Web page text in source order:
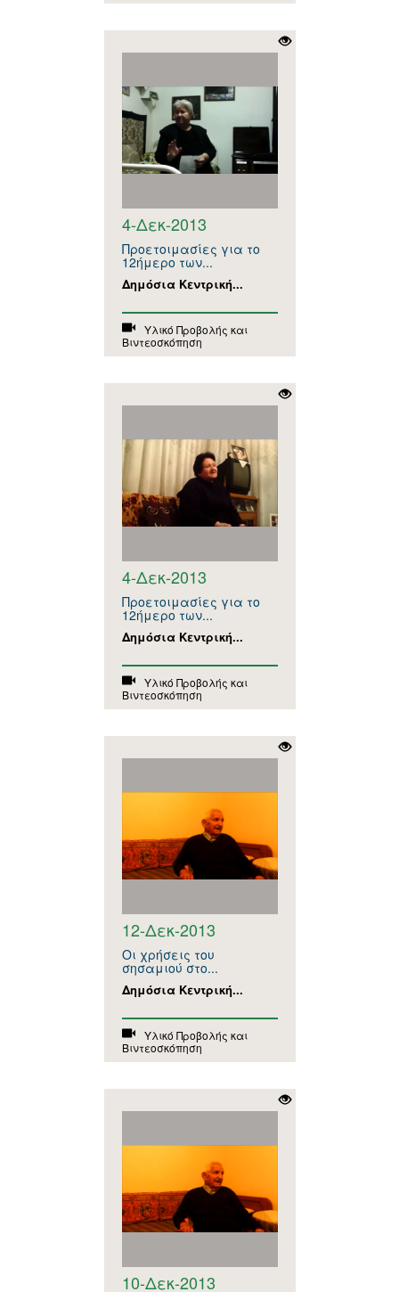
4-Δεκ-2013
Προετοιμασίες για το
12ήμερο των...
Δημόσια Κεντρική...
Υλικό Προβολής και
Βιντεοσκόπηση
4-Δεκ-2013
Προετοιμασίες για το
12ήμερο των...
Δημόσια Κεντρική...
Υλικό Προβολής και
Βιντεοσκόπηση
12-Δεκ-2013
Οι χρήσεις του
σησαμιού στο...
Δημόσια Κεντρική...
Υλικό Προβολής και
Βιντεοσκόπηση
10-Δεκ-2013